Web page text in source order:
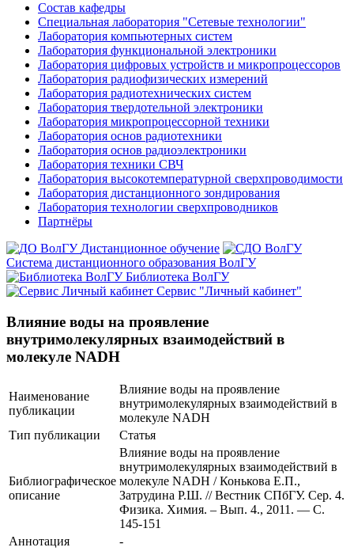
Состав кафедры
Специальная лаборатория "Сетевые технологии"
Лаборатория компьютерных систем
Лаборатория функциональной электроники
Лаборатория цифровых устройств и микропроцессоров
Лаборатория радиофизических измерений
Лаборатория радиотехнических систем
Лаборатория твердотельной электроники
Лаборатория микропроцессорной техники
Лаборатория основ радиотехники
Лаборатория основ радиоэлектроники
Лаборатория техники СВЧ
Лаборатория высокотемпературной сверхпроводимости
Лаборатория дистанционного зондирования
Лаборатория технологии сверхпроводников
Партнёры
Дистанционное обучение
Система дистанционного образования ВолГУ
Библиотека ВолГУ
Сервис "Личный кабинет"
Влияние воды на проявление
внутримолекулярных взаимодействий в
молекуле NADH
Наименование
публикации
Влияние воды на проявление
внутримолекулярных взаимодействий в
молекуле NADH
Тип публикации
Статья
Библиографическое
описание
Влияние воды на проявление
внутримолекулярных взаимодействий в
молекуле NADH / Конькова Е.П.,
Затрудина Р.Ш. // Вестник СПбГУ. Сер. 4.
Физика. Химия. – Вып. 4., 2011. — С.
145-151
Аннотация
-